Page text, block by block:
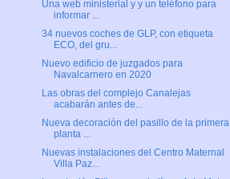
Una web ministerial y y un teléfono para
informar ...
34 nuevos coches de GLP, con etiqueta
ECO, del gru...
Nuevo edificio de juzgados para
Navalcarnero en 2020
Las obras del complejo Canalejas
acabarán antes de...
Nueva decoración del pasillo de la primera
planta ...
Nuevas instalaciones del Centro Maternal
Villa Paz...